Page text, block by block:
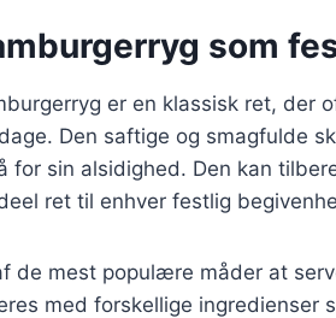
som
er en klassisk ret, der
Den saftige og smagfulde
for sin alsidighed. Den kan
ret til enhver festlig
de mest populære måder at
med forskellige ingredienser